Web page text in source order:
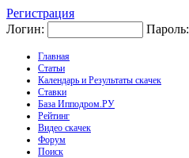
Регистрация
Логин:
Пароль:
Главная
Статьи
Календарь и Результаты скачек
Ставки
База Ипподром.РУ
Рейтинг
Видео скачек
Форум
Поиск